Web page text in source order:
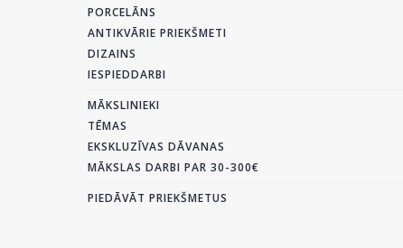
PORCELĀNS
ANTIKVĀRIE PRIEKŠMETI
DIZAINS
IESPIEDDARBI
MĀKSLINIEKI
TĒMAS
EKSKLUZĪVAS DĀVANAS
MĀKSLAS DARBI PAR 30-300€
PIEDĀVĀT PRIEKŠMETUS